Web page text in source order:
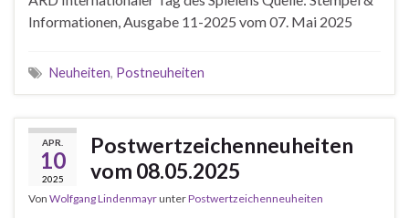
Informationen, Ausgabe 11-2025 vom 07. Mai 2025
Neuheiten, Postneuheiten
APR.
10
2025
Postwertzeichenneuheiten
vom 08.05.2025
Von Wolfgang LindenmayrunterPostwertzeichenneuheiten